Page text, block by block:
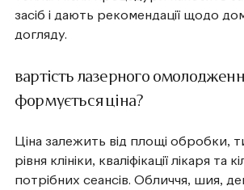
засіб і дають рекомендації щодо
догляду.
вартість лазерного
формується ціна?
Ціна залежить від площі обробки,
рівня клініки, кваліфікації лікаря та
потрібних сеансів. Обличчя, шия,